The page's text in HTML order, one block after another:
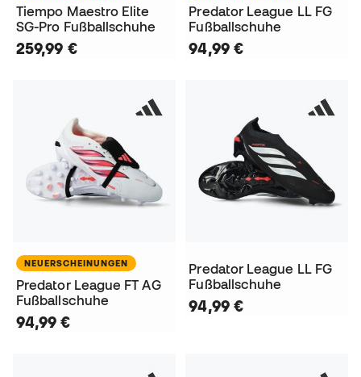
Tiempo Maestro Elite
SG-Pro Fußballschuhe
259,99 €
Predator League LL FG
Fußballschuhe
94,99 €
NEUERSCHEINUNGEN
Predator League FT AG
Fußballschuhe
94,99 €
Predator League LL FG
Fußballschuhe
94,99 €